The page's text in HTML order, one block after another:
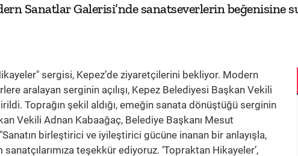
Sanatlar Galerisi’nde sanatseverlerin beğenisine
sergisi, Kepez’de ziyaretçilerini bekliyor. Modern
aralayan serginin açılışı, Kepez Belediyesi Başkan Vekili
Toprağın şekil aldığı, emeğin sanata dönüştüğü serginin
Vekili Adnan Kabaağaç, Belediye Başkanı Mesut
birleştirici ve iyileştirici gücüne inanan bir anlayışla,
teşekkür ediyoruz. ‘Topraktan Hikayeler’,